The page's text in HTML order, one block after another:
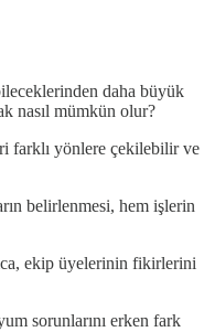
daha büyük
nasıl mümkün olur?
farklı yönlere çekilebilir ve
belirlenmesi, hem işlerin
ekip üyelerinin fikirlerini
sorunlarını erken fark